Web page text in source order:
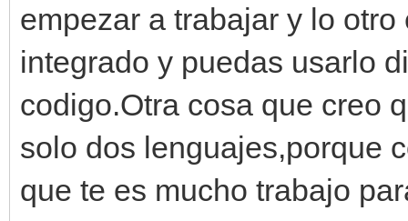
empezar a trabajar y lo
integrado y puedas usarlo
codigo.Otra cosa que creo
solo dos lenguajes,porque
que te es mucho trabajo